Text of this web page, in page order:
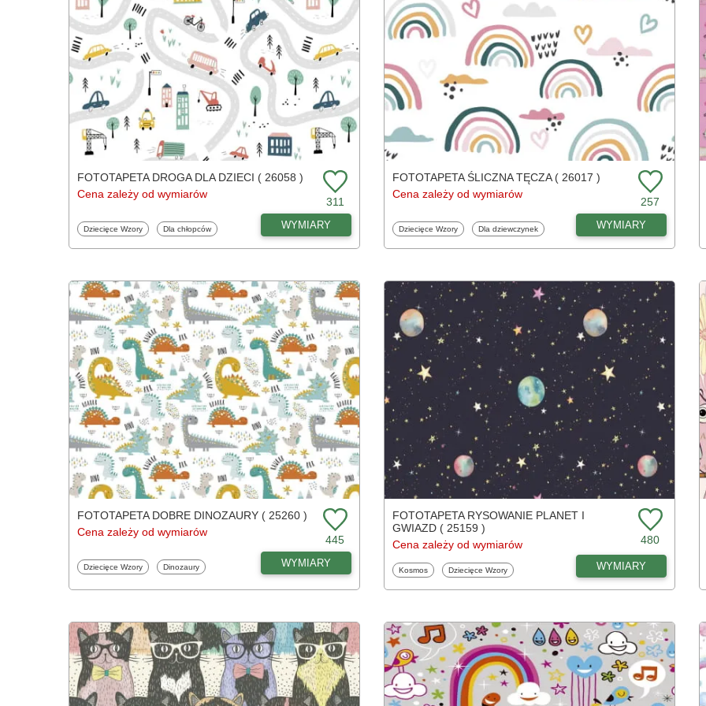
FOTOTAPETA DROGA DLA DZIECI ( 26058 )
Cena zależy od wymiarów
311
Fototapety
Dziecięce Wzory Fototapety
Dla chłopców WYMIARY
FOTOTAPETA ŚLICZNA TĘCZA ( 26017 )
Cena zależy od wymiarów
257
Fototapety
Dziecięce Wzory Fototapety
Dla dziewczynek WYMIARY
FOTOTAPETA DOBRE DINOZAURY ( 25260 )
Cena zależy od wymiarów
445
Fototapety
Dziecięce Wzory Fototapety
Dinozaury WYMIARY
FOTOTAPETA RYSOWANIE PLANET I
GWIAZD ( 25159 )
Cena zależy od wymiarów
480
Fototapety
Kosmos Fototapety
Dziecięce Wzory WYMIARY